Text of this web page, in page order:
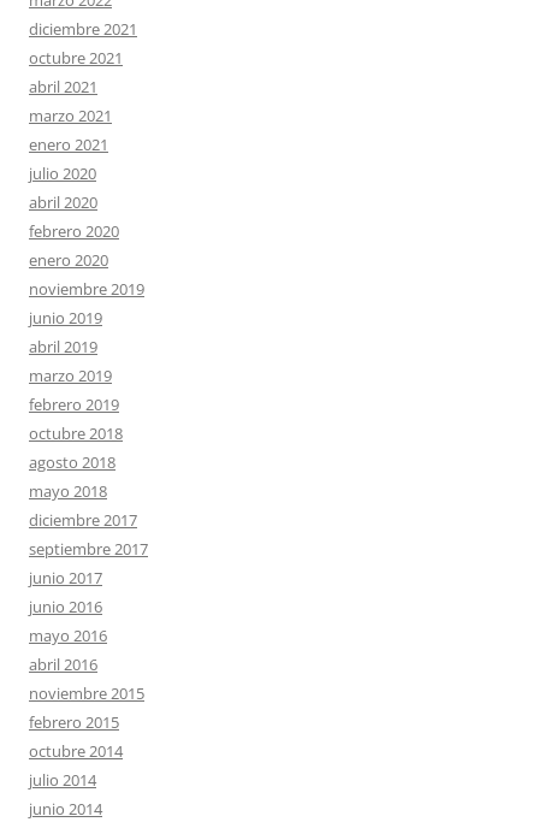
diciembre 2021
octubre 2021
abril 2021
marzo 2021
enero 2021
julio 2020
abril 2020
febrero 2020
enero 2020
noviembre 2019
junio 2019
abril 2019
marzo 2019
febrero 2019
octubre 2018
agosto 2018
mayo 2018
diciembre 2017
septiembre 2017
junio 2017
junio 2016
mayo 2016
abril 2016
noviembre 2015
febrero 2015
octubre 2014
julio 2014
junio 2014